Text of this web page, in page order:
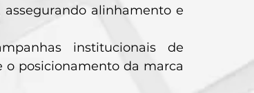
assegurando alinhamento e
institucionais de
posicionamento da marca